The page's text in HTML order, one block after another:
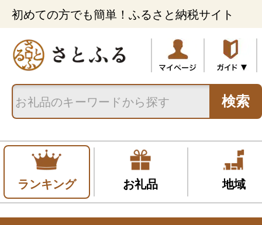
初めての方でも簡単！ふるさと納税サイト
検索
ランキング お礼品 地域